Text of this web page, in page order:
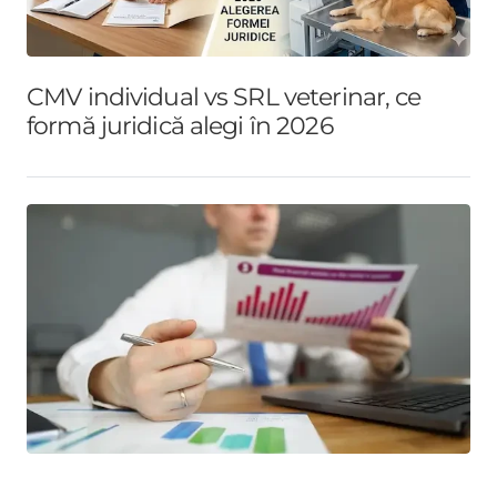
CMV individual vs SRL veterinar, ce
formă juridică alegi în 2026